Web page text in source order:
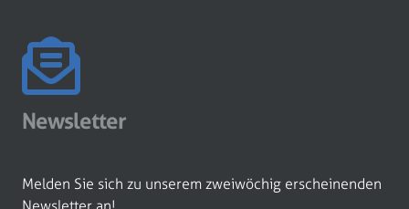
Newsletter
Melden Sie sich zu unserem zweiwöchig erscheinenden
Newsletter an!